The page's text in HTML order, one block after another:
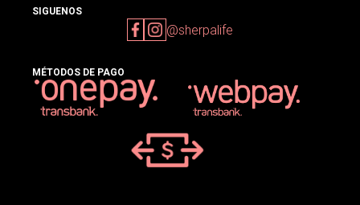
SIGUENOS
@sherpalife
MÉTODOS DE PAGO